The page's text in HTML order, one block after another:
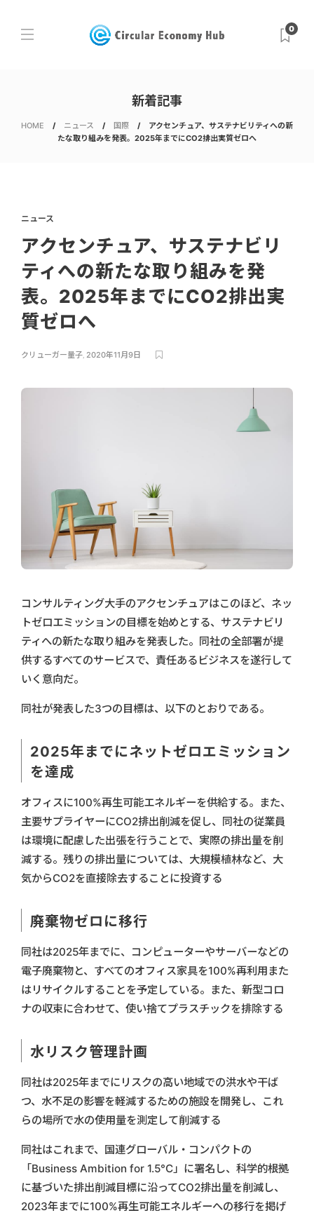
0
新着記事
HOME ニュース 国際
アクセンチュア、サステナビリティへの新
たな取り組みを発表。2025年までにCO2排出実質ゼロへ
ニュース
アクセンチュア、サステナビリ
ティへの新たな取り組みを発
表。2025年までにCO2排出実
質ゼロへ
クリューガー量子, 2020年11月9日
コンサルティング大手のアクセンチュアはこのほど、ネッ
トゼロエミッションの目標を始めとする、サステナビリ
ティへの新たな取り組みを発表した。同社の全部署が提
供するすべてのサービスで、責任あるビジネスを遂行して
いく意向だ。
同社が発表した3つの目標は、以下のとおりである。
2025年までにネットゼロエミッション
を達成
オフィスに100%再生可能エネルギーを供給する。また、
主要サプライヤーにCO2排出削減を促し、同社の従業員
は環境に配慮した出張を行うことで、実際の排出量を削
減する。残りの排出量については、大規模植林など、大
気からCO2を直接除去することに投資する
廃棄物ゼロに移行
同社は2025年までに、コンピューターやサーバーなどの
電子廃棄物と、すべてのオフィス家具を100%再利用また
はリサイクルすることを予定している。また、新型コロ
ナの収束に合わせて、使い捨てプラスチックを排除する
水リスク管理計画
同社は2025年までにリスクの高い地域での洪水や干ば
つ、水不足の影響を軽減するための施設を開発し、これ
らの場所で水の使用量を測定して削減する
同社はこれまで、国連グローバル・コンパクトの
「Business Ambition for 1.5°C」に署名し、科学的根拠
に基づいた排出削減目標に沿ってCO2排出量を削減し、
2023年までに100%再生可能エネルギーへの移行を掲げ